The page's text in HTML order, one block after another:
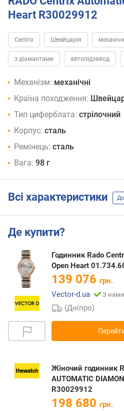
Heart R30029912
Centrix Швейцарія
з діамантами автопідзавод
Механізм: механічні
Країна походження:
Тип циферблата: стрілочний
Корпус: сталь
Ремінець: сталь
Вага: 98 г
Всі характеристики
Де купити?
Годинник Rado
Open Heart
139 076 грн.
Vector-d.ua
З нами
(Дніпро)
Жіночий годинник
AUTOMATIC
R30029912
198 680 грн.